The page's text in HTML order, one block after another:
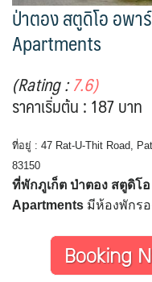
ป่าตอง สตูดิโอ อพา
Apartments
(Rating :7.6)
ราคาเริ่มต้น : 187 บาท
ที่อยู่ : 47 Rat-U-Thit Road,
83150
ที่พักภูเก็ต ป่าตอง สตูดิโ
Apartments มีห้องพักร